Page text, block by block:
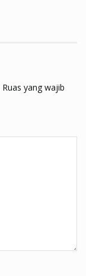
Ruas yang wajib